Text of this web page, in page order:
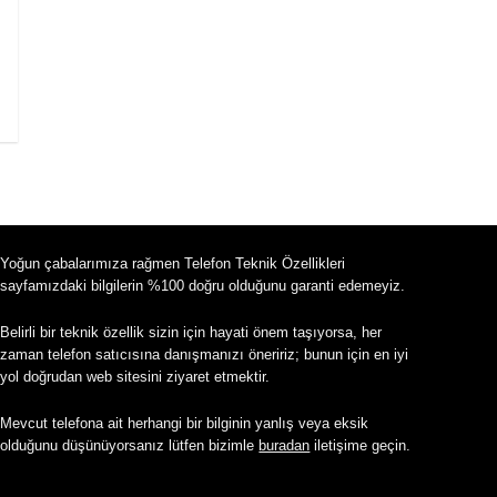
Yoğun çabalarımıza rağmen Telefon Teknik Özellikleri
sayfamızdaki bilgilerin %100 doğru olduğunu garanti edemeyiz.
Belirli bir teknik özellik sizin için hayati önem taşıyorsa, her
zaman telefon satıcısına danışmanızı öneririz; bunun için en iyi
yol doğrudan web sitesini ziyaret etmektir.
Mevcut telefona ait herhangi bir bilginin yanlış veya eksik
olduğunu düşünüyorsanız lütfen bizimleburadan iletişime geçin.